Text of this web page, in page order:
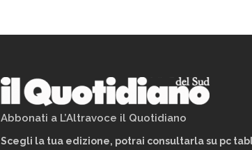
Abbonati a L’Altravoce il Quotidiano
Scegli la tua edizione, potrai consultarla su pc